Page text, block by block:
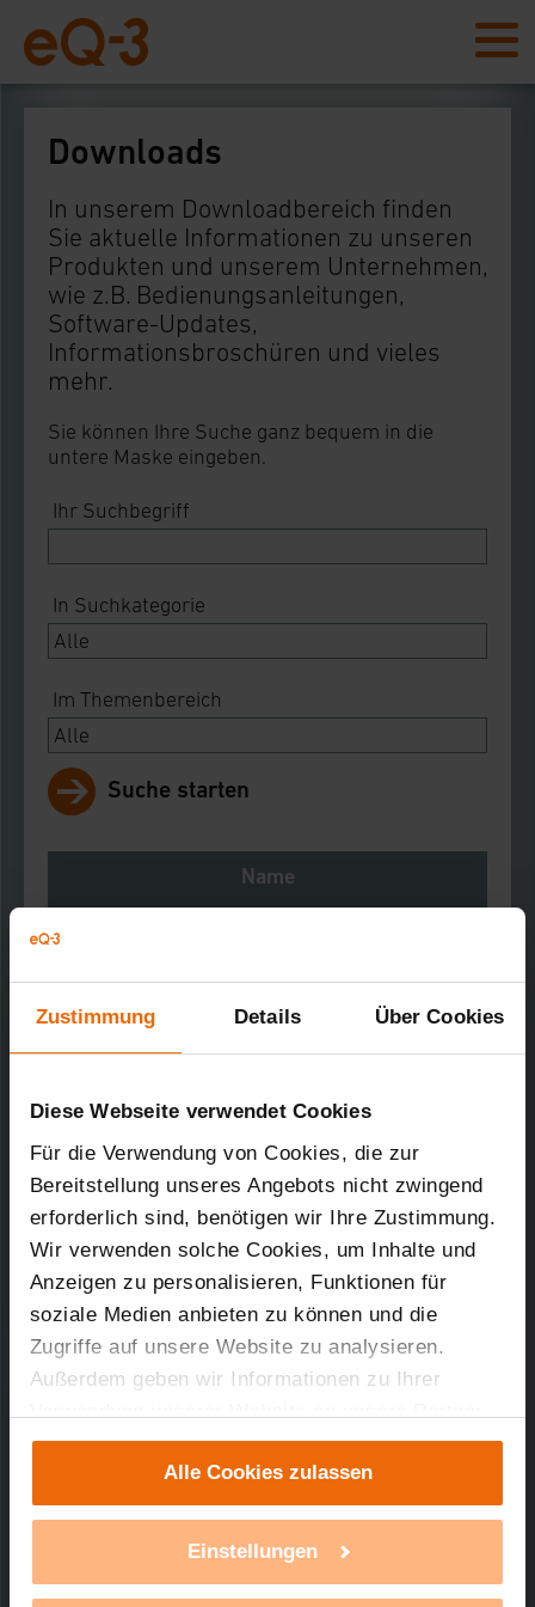
Zustimmung Details Über Cookies
Diese Webseite verwendet Cookies
Für die Verwendung von Cookies, die zur
Bereitstellung unseres Angebots nicht zwingend
erforderlich sind, benötigen wir Ihre Zustimmung.
Wir verwenden solche Cookies, um Inhalte und
Anzeigen zu personalisieren, Funktionen für
soziale Medien anbieten zu können und die
Zugriffe auf unsere Website zu analysieren.
Außerdem geben wir Informationen zu Ihrer
Verwendung unserer Website an unsere Partner
für soziale Medien, Werbung und Analysen weiter.
Unsere Partner führen diese Informationen
möglicherweise mit weiteren Daten zusammen,
die Sie ihnen bereitgestellt haben oder die sie im
Alle Cookies zulassen
Einstellungen
Downloads
In unserem Downloadbereich finden
Sie aktuelle Informationen zu unseren
Produkten und unserem Unternehmen,
wie z.B. Bedienungsanleitungen,
Software-Updates,
Informationsbroschüren und vieles
mehr.
Sie können Ihre Suche ganz bequem in die
untere Maske eingeben.
Ihr Suchbegriff
In Suchkategorie
Im Themenbereich
Suche starten
Name
Temperatur-Feuchte-Datenlogger
Kurz-Bez.: TFD500
Artikel-Nr.: 142914
02.01.2018
94,82 KB
Technischer Support
unserer Produkte?
mehr Infos